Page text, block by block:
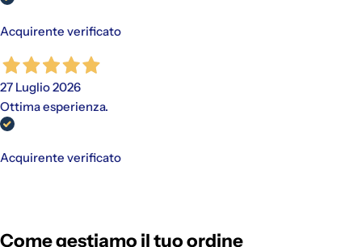
Acquirente verificato
27 Luglio 2026
Ottima esperienza.
Acquirente verificato
Come gestiamo il tuo ordine